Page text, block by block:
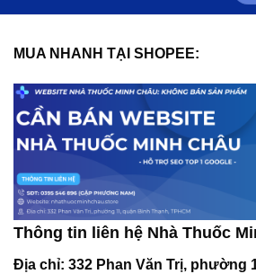
MUA NHANH TẠI SHOPEE:
Thông tin liên hệ Nhà Thuốc
Địa chỉ: 332 Phan Văn Trị, phường